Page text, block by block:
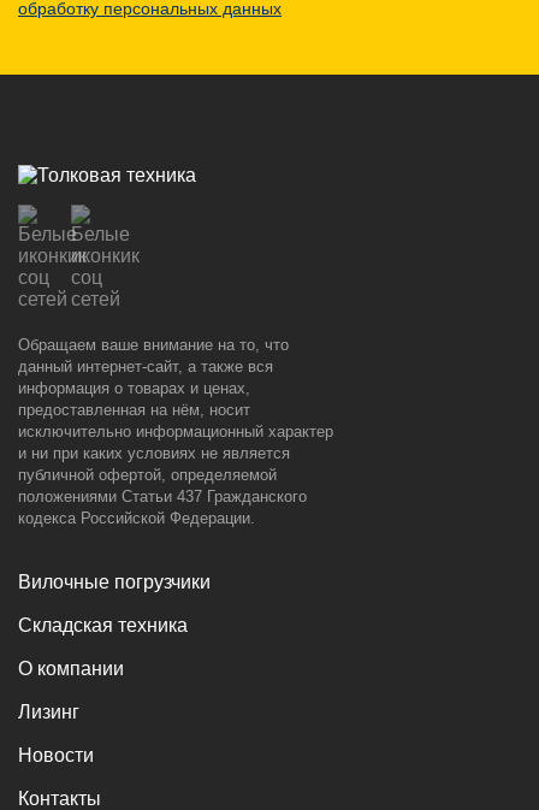
обработку персональных данных
Обращаем ваше внимание на то, что
данный интернет-сайт, а также вся
информация о товарах и ценах,
предоставленная на нём, носит
исключительно информационный характер
и ни при каких условиях не является
публичной офертой, определяемой
положениями Статьи 437 Гражданского
кодекса Российской Федерации.
Вилочные погрузчики
Складская техника
О компании
Лизинг
Новости
Контакты